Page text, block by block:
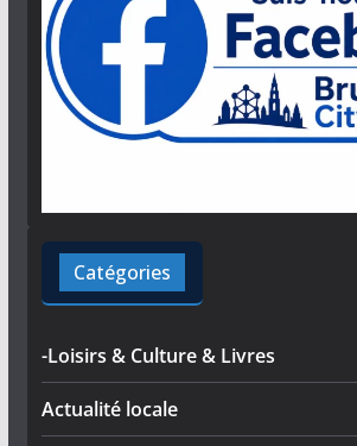
Catégories
-Loisirs & Culture & Livres
Actualité locale